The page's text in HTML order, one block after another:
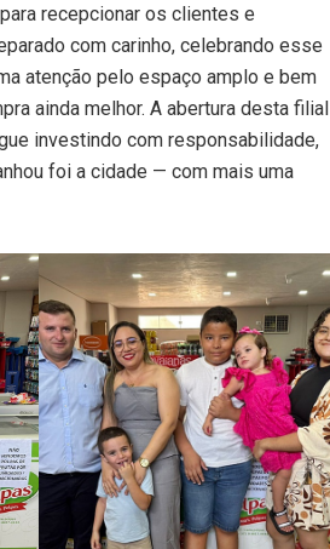
recepcionar os clientes e
com carinho, celebrando esse
atenção pelo espaço amplo e bem
ainda melhor. A abertura desta filial
investindo com responsabilidade,
foi a cidade — com mais uma